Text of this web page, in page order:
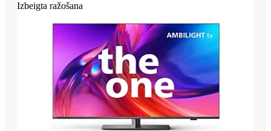
Izbeigta ražošana